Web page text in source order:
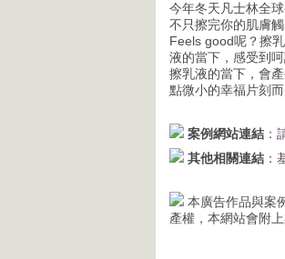
今年冬天凡士林全
不只擦完你的肌膚
Feels good呢？擦
液的當下，感受到
擦乳液的當下，會
點微小的幸福片刻
案例網站連結 ：
其他相關連結 ：
本廣告作品與案
產權，本網站會附